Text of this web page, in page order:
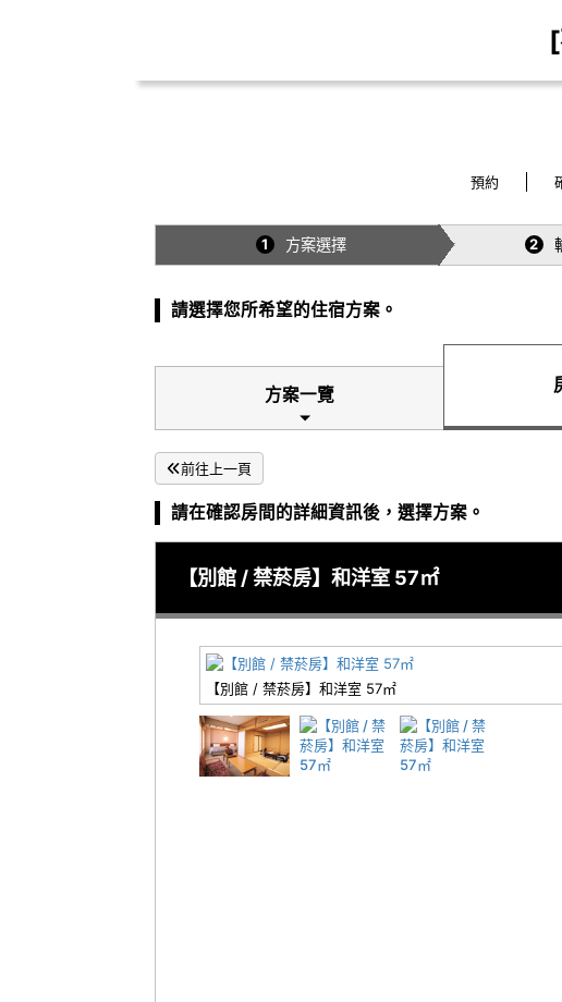
預約
1 方案選擇 2
請選擇您所希望的住宿方案。
方案一覽
前往上一頁
請在確認房間的詳細資訊後，選擇方案。
【別館 / 禁菸房】和洋室 57㎡
【別館 / 禁菸房】和洋室 57㎡